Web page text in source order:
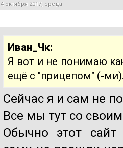
4 октября 2017, среда
Иван_Чк:
Я вот и не понимаю
ещё с "прицепом" (-
Сейчас я и сам не
Все мы тут со
Обычно этот